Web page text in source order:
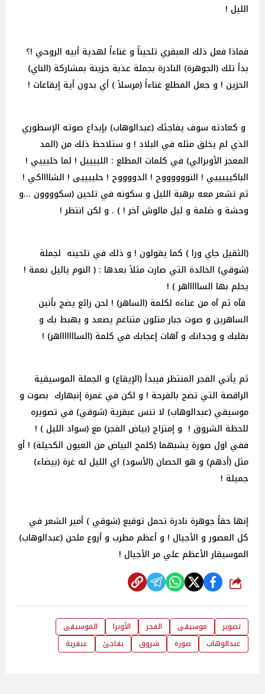
الليل !
فماذا فعل ذلك العبقري تلحيناً و غناءاً لهدية أبيه الروحي !؟
بدأ تلك (الجوهرة) النادرة بجملة عذبة حزينة بمشاركة (الناي)
الحزين ! و جعل المطلع غناءاً (مرسلاً ) أي بدون أية إيقاعات !
و كعادته سوف يفاجئك (عبدالوهاب) بإبداع صوته الإسطوري
الذي لم يخلق مثله في البلاد ! و ستلاحظ ذلك من (المد
المعجز الأوبرالي) في كلمات المطلع : اللييييل ! لما خليييي !
الباكيييييي ! النووووووح ! الدووووح ! حلييييى ! الشااااكي !
ثم تشعر معه برهبة الليل و سكونه في تلحين (سكوووون ...و
وحشة و ضلمة و ليل مالوش آخر ! ) . و لكن انتظر !
(الثقيل جاي ورا ) كما يقولون ! و ذلك في تلحينه لجملة
(شوقي) الخالدة التي صارت مثلاً بعدها : ( النوم ياليل نعمة !
يحلم بها الساااااهر ) !
فآه ثم آه من غناءه لكلمة (الساهر) ! لحن رائع يضج بأنين
الساهرين و صوت جبار متلون متناغم يصعد و يهبط بك و
بقلبك و وجدانك و آهات إعجابك في كلمة (الساااااااهر) !
ثم يأتي الفجر المنتظر فيبدأ (الإيقاع) و الجملة الموسيقية
الراقصة التي تضج بالفرحة ! و لكن في غمرة إنبهارك بصوت و
موسيقي (عبدالوهاب) لا تنس عبقرية (شوقي) في تصويره
للحظة الشروق ! و إمتزاج (بياض الفجر) مع (سواد الليل ) !
ففي اول صورة يشبهما (كلمح البياض من العيون الكحيلة) ! أو
مثل (أدهم) و هو الحصان (الأسود) اي الليل له غرة (بيضاء)
جميلة !
إنها حقاً جوهرة نادرة تحمل توقيع (شوقي ) أمير الشعر في
كل العصور و الأجيال ! و أعظم مطرب و أروع ملحن (عبدالوهاب)
الموسيقار الأعظم علي مر الأجيال !
شارك
تصوير موسيقى الفجر الأوبرا
الموسيقى
عبدالوهاب
صورة شروق يفاجئ عبقرية